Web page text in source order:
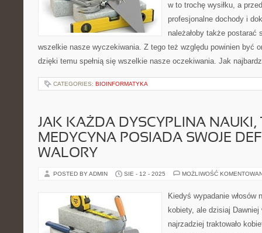
w to trochę wysiłku, a
profesjonalne dochody i
należałoby także postarać
wszelkie nasze wyczekiwania. Z tego też względu powinien być
dzięki temu spełnią się wszelkie nasze oczekiwania. Jak
CATEGORIES: BIOINFORMATYKA
JAK KAŻDA DYSCYPLINA NAUKI,
MEDYCYNA POSIADA SWOJE
WALORY
POSTED BY ADMIN SIE - 12 - 2025 MOŻLIWOŚĆ
Kiedyś wypadanie włosów
kobiety, ale dzisiaj Dawniej
najrzadziej traktowało